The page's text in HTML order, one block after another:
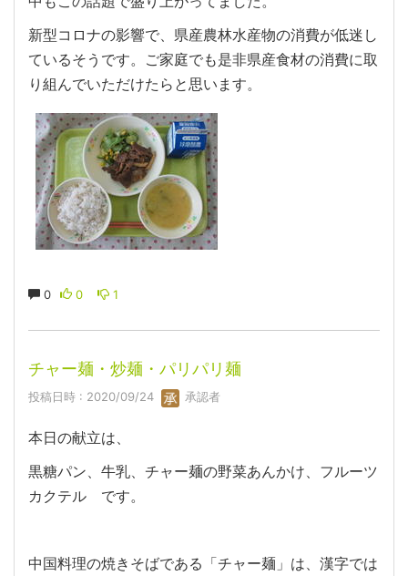
新型コロナの影響で、県産農林水産物の消費が低迷し
ているそうです。ご家庭でも是非県産食材の消費に取
り組んでいただけたらと思います。
0 0 1
チャー麺・炒麺・パリパリ麺
投稿日時 : 2020/09/24 承認者
本日の献立は、
黒糖パン、牛乳、チャー麺の野菜あんかけ、フルーツ
カクテル です。
中国料理の焼きそばである「チャー麺」は、漢字では